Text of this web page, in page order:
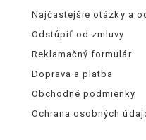
Najčastejšie otázky a
Odstúpiť od zmluvy
Reklamačný formulár
Doprava a platba
Obchodné podmienky
Ochrana osobných